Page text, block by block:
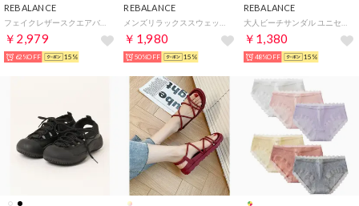
REBALANCE
￥2,979
62%OFF 15%
REBALANCE
￥1,980
50%OFF 15%
REBALANCE
￥1,380
48%OFF 15%